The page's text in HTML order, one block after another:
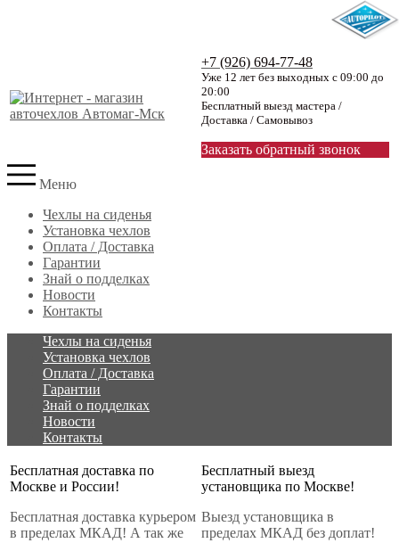
+7 (926) 694-77-48
Уже 12 лет без выходных с 09:00 до
20:00
Бесплатный выезд мастера /
Доставка / Самовывоз
Заказать обратный звонок
Меню
Чехлы на сиденья
Установка чехлов
Оплата / Доставка
Гарантии
Знай о подделках
Новости
Контакты
Чехлы на сиденья
Установка чехлов
Оплата / Доставка
Гарантии
Знай о подделках
Новости
Контакты
Бесплатная доставка по
Москве и России!
Бесплатная доставка курьером
в пределах МКАД! А так же
Бесплатный выезд
установщика по Москве!
Выезд установщика в
пределах МКАД без доплат!